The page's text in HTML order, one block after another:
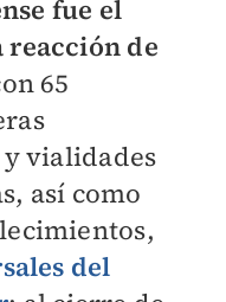
fue el
reacción de
65
vialidades
así como
del